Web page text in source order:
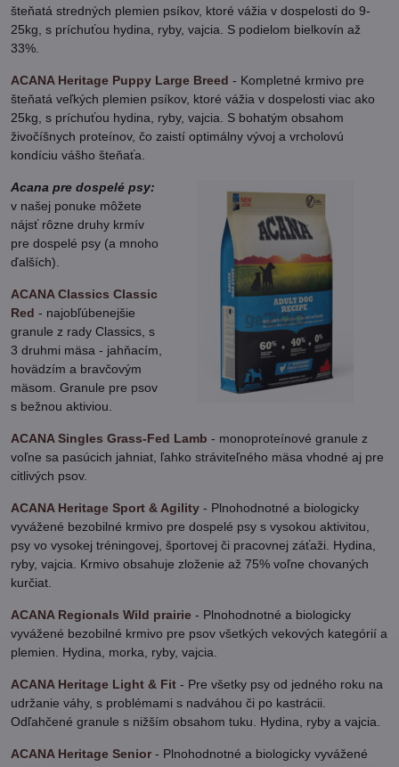
šteňatá stredných plemien psíkov, ktoré vážia v dospelosti do 9-
25kg, s príchuťou hydina, ryby, vajcia. S podielom bielkovín až
33%.
ACANA Heritage Puppy Large Breed - Kompletné krmivo pre
šteňatá veľkých plemien psíkov, ktoré vážia v dospelosti viac ako
25kg, s príchuťou hydina, ryby, vajcia. S bohatým obsahom
živočíšnych proteínov, čo zaistí optimálny vývoj a vrcholovú
kondíciu vášho šteňaťa.
Acana pre dospelé psy:
v našej ponuke môžete
nájsť rôzne druhy krmív
pre dospelé psy (a mnoho
ďalších).
ACANA Classics Classic
Red - najobľúbenejšie
granule z rady Classics, s
3 druhmi mäsa - jahňacím,
hovädzím a bravčovým
mäsom. Granule pre psov
s bežnou aktiviou.
ACANA Singles Grass-Fed Lamb - monoproteínové granule z
voľne sa pasúcich jahniat, ľahko stráviteľného mäsa vhodné aj pre
citlivých psov.
ACANA Heritage Sport & Agility - Plnohodnotné a biologicky
vyvážené bezobilné krmivo pre dospelé psy s vysokou aktivitou,
psy vo vysokej tréningovej, športovej či pracovnej záťaži. Hydina,
ryby, vajcia. Krmivo obsahuje zloženie až 75% voľne chovaných
kurčiat.
ACANA Regionals Wild prairie - Plnohodnotné a biologicky
vyvážené bezobilné krmivo pre psov všetkých vekových kategórií a
plemien. Hydina, morka, ryby, vajcia.
ACANA Heritage Light & Fit - Pre všetky psy od jedného roku na
udržanie váhy, s problémami s nadváhou či po kastrácii.
Odľahčené granule s nižším obsahom tuku. Hydina, ryby a vajcia.
ACANA Heritage Senior - Plnohodnotné a biologicky vyvážené